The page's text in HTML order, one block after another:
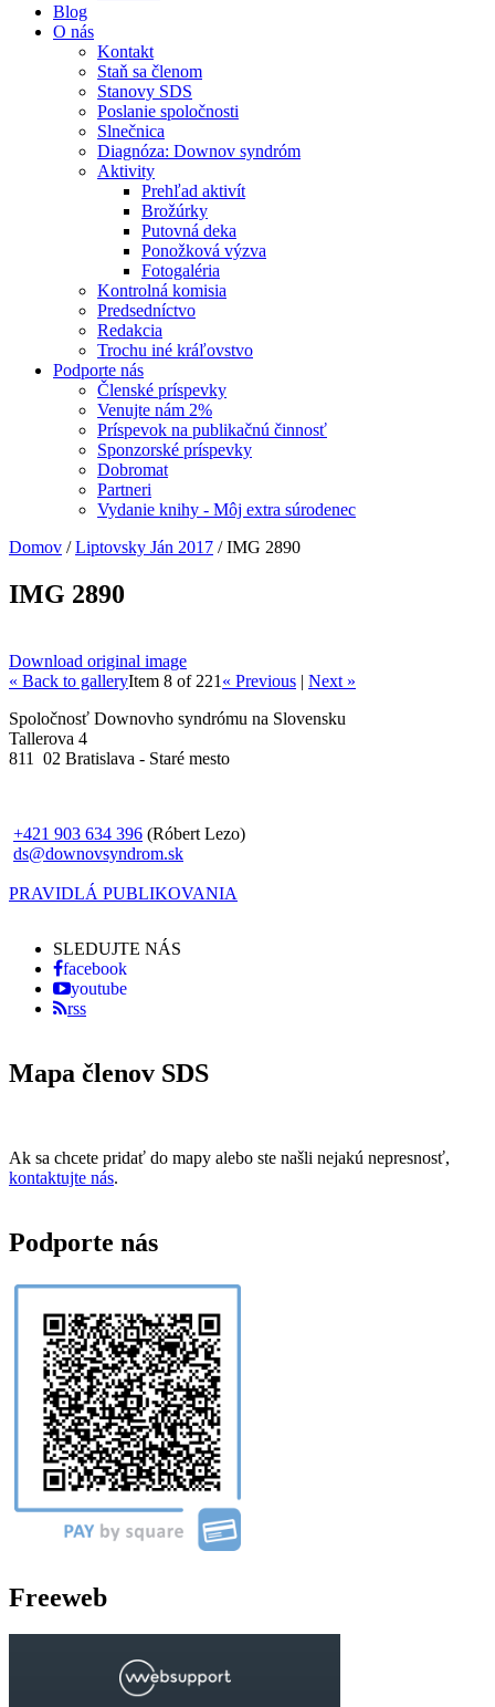
Blog
O nás
Kontakt
Staň sa členom
Stanovy SDS
Poslanie spoločnosti
Slnečnica
Diagnóza: Downov syndróm
Aktivity
Prehľad aktivít
Brožúrky
Putovná deka
Ponožková výzva
Fotogaléria
Kontrolná komisia
Predsedníctvo
Redakcia
Trochu iné kráľovstvo
Podporte nás
Členské príspevky
Venujte nám 2%
Príspevok na publikačnú činnosť
Sponzorské príspevky
Dobromat
Partneri
Vydanie knihy - Môj extra súrodenec
Domov /Liptovsky Ján 2017 /IMG 2890
IMG 2890
Download original image
« Back to galleryItem 8 of 221 « Previous | Next »
Spoločnosť Downovho syndrómu na Slovensku
Tallerova 4
811 02 Bratislava - Staré mesto
+421 903 634 396 (Róbert Lezo)
ds@downovsyndrom.sk
PRAVIDLÁ PUBLIKOVANIA
SLEDUJTE NÁS
facebook
youtube
rss
Mapa členov SDS
Ak sa chcete pridať do mapy alebo ste našli nejakú nepresnosť,
kontaktujte nás.
Podporte nás
Freeweb